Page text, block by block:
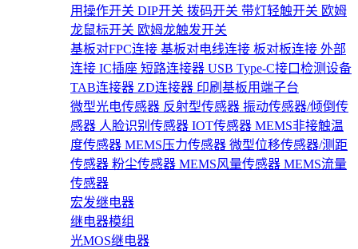
用操作开关 DIP开关 拨码开关 带灯轻触开关 欧姆
龙鼠标开关 欧姆龙触发开关
基板对FPC连接 基板对电线连接 板对板连接 外部
连接 IC插座 短路连接器 USB Type-C接口检测设备
TAB连接器 ZD连接器 印刷基板用端子台
微型光电传感器 反射型传感器 振动传感器/倾倒传
感器 人脸识别传感器 IOT传感器 MEMS非接触温
度传感器 MEMS压力传感器 微型位移传感器/测距
传感器 粉尘传感器 MEMS风量传感器 MEMS流量
传感器
宏发继电器
继电器模组
光MOS继电器